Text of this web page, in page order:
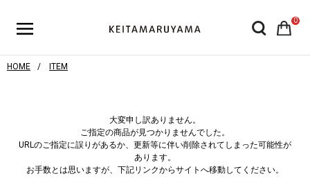
0
HOME ITEM
大変申し訳ありません。
ご指定の商品が見つかりませんでした。
URLのご指定に誤りがあるか、更新等に伴い削除されてしまった可能性が
あります。
お手数とは思いますが、下記リンクからサイトへ移動してください。